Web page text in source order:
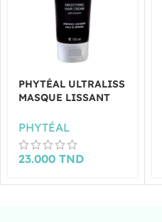
PHYTÉAL ULTRALISS
MASQUE LISSANT
PHYTÉAL
23.000 TND